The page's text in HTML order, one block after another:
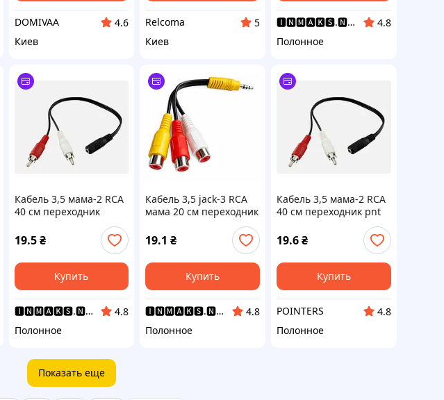
DOMIVAА
4.6
Киев
Relcoma
5
Киев
🅸🅽🅼🅰🅺🆂.🅽🅴🆃 Интернет Магазин
4.8
Полонное
Кабель 3,5 мама-2 RCA
40 см переходник
19.5 ₴
Купить
🅸🅽🅼🅰🅺🆂.🅽🅴🆃 Интернет Магазин
4.8
Полонное
Кабель 3,5 jack-3 RCA
мама 20 см переходник
19.1 ₴
Купить
🅸🅽🅼🅰🅺🆂.🅽🅴🆃 Интернет Магазин
4.8
Полонное
Кабель 3,5 мама-2 RCA
40 см переходник pnt
19.6₴
Купить
POINTERS
4.8
Полонное
Показать еще